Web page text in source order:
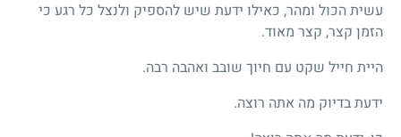
עשית הכול ומהר, כאילו ידעת שיש להספיק ולנצל כל רגע כי
הזמן קצר, קצר מאוד.
היית חייל שקט עם חיוך שובב ואהבה רבה.
ידעת בדיוק מה אתה רוצה.